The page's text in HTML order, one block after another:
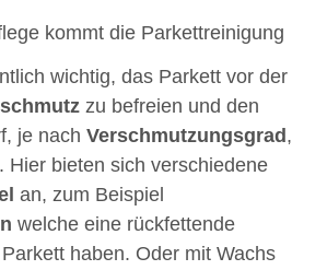
kommt die Parkettreinigung
wichtig, das Parkett vor der
zu befreien und den
je nach Verschmutzungsgrad,
Hier bieten sich verschiedene
an, zum Beispiel
welche eine rückfettende
haben. Oder mit Wachs